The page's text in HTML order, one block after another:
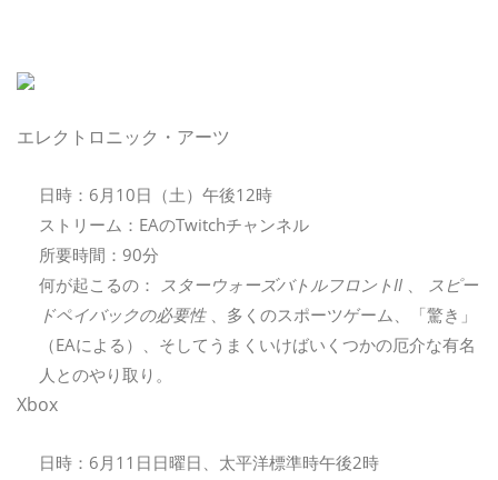
エレクトロニック・アーツ
日時：6月10日（土）午後12時
ストリーム：EAのTwitchチャンネル
所要時間：90分
何が起こるの： スターウォーズバトルフロントII 、 スピー
ドペイバックの必要性、多くのスポーツゲーム、「驚き」
（EAによる）、そしてうまくいけばいくつかの厄介な有名
人とのやり取り。
Xbox
日時：6月11日日曜日、太平洋標準時午後2時